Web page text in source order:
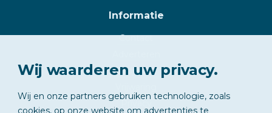
Informatie
Contact
Copyright
Wij waarderen uw privacy.
Wij en onze partners gebruiken technologie, zoals
cookies, op onze website om advertenties te